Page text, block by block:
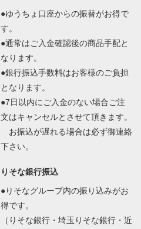
●ゆうちょ口座からの振替がお得で
す。
●通常はご入金確認後の商品手配と
なります。
●銀行振込手数料はお客様のご負担
となります。
●7日以内にご入金のない場合ご注
文はキャンセルとさせて頂きます。
お振込が遅れる場合は必ず御連絡
下さい。
りそな銀行振込
●りそなグループ内の振り込みがお
得です。
（りそな銀行・埼玉りそな銀行・近